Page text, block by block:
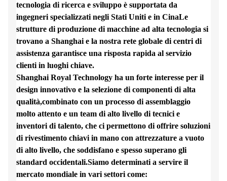
tecnologia di ricerca e sviluppo è supportata da
ingegneri specializzati negli Stati Uniti e in CinaLe
strutture di produzione di macchine ad alta tecnologia si
trovano a Shanghai e la nostra rete globale di centri di
assistenza garantisce una risposta rapida al servizio
clienti in luoghi chiave.
Shanghai Royal Technology ha un forte interesse per il
design innovativo e la selezione di componenti di alta
qualità,combinato con un processo di assemblaggio
molto attento e un team di alto livello di tecnici e
inventori di talento, che ci permettono di offrire soluzioni
di rivestimento chiavi in mano con attrezzature a vuoto
di alto livello, che soddisfano e spesso superano gli
standard occidentali.Siamo determinati a servire il
mercato mondiale in vari settori come: